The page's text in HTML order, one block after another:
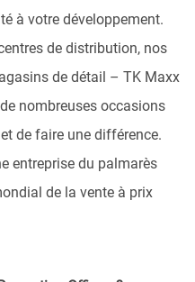
à votre développement.
de distribution, nos
de détail – TK Maxx
nombreuses occasions
de faire une différence.
entreprise du palmarès
de la vente à prix